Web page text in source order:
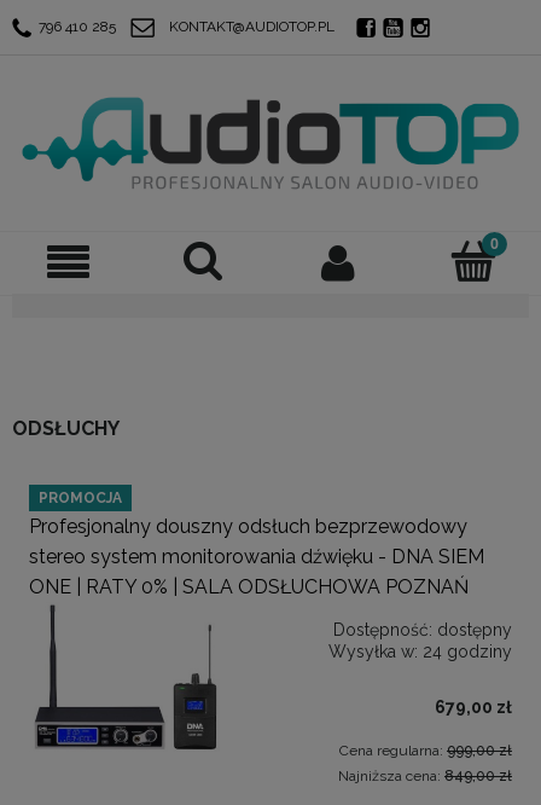
796 410 285 KONTAKT@AUDIOTOP.PL
ODSŁUCHY
Profesjonalny douszny odsłuch bezprzewodowy
stereo system monitorowania dźwięku - DNA SIEM
ONE | RATY 0% | SALA ODSŁUCHOWA POZNAŃ
Dostępność: dostępny
Wysyłka w: 24 godziny
679,00 zł
Cena regularna: 999,00 zł
Najniższa cena: 849,00 zł
PROMOCJA